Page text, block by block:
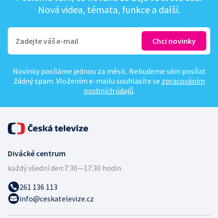
Nová videa, témata, funkce a další.
Novinky posíláme jednou za měsíc. Nebudeme vám posílat
žádný spam. Vložením e-mailu souhlasíte se zpracováním
osobních údajů.